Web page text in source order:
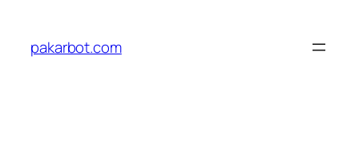
content
pakarbot.com